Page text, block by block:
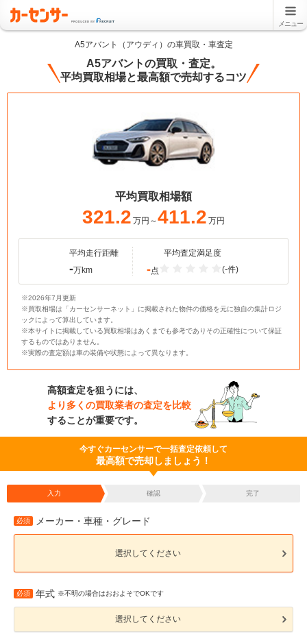
メニュー
A5アバント（アウディ）の車買取・車査定
A5アバントの買取・査定。
平均買取相場と最高額で売却するコツ
平均買取相場額
321.2 万円～411.2 万円
平均走行距離
-万km
平均査定満足度
-点 (-件)
※2026年7月更新
※買取相場は「カーセンサーネット」に掲載された物件の価格を元に独自の集計ロジ
ックによって算出しています。
※本サイトに掲載している買取相場はあくまでも参考でありその正確性について保証
するものではありません。
※実際の査定額は車の装備や状態によって異なります。
高額査定を狙うには、
より多くの買取業者の査定を比較
することが重要です。
今すぐカーセンサーで一括査定依頼して
最高額で売却しましょう！
入力 確認 完了
必須 メーカー・車種・グレード
選択してください
必須 年式 ※不明の場合はおおよそでOKです
選択してください